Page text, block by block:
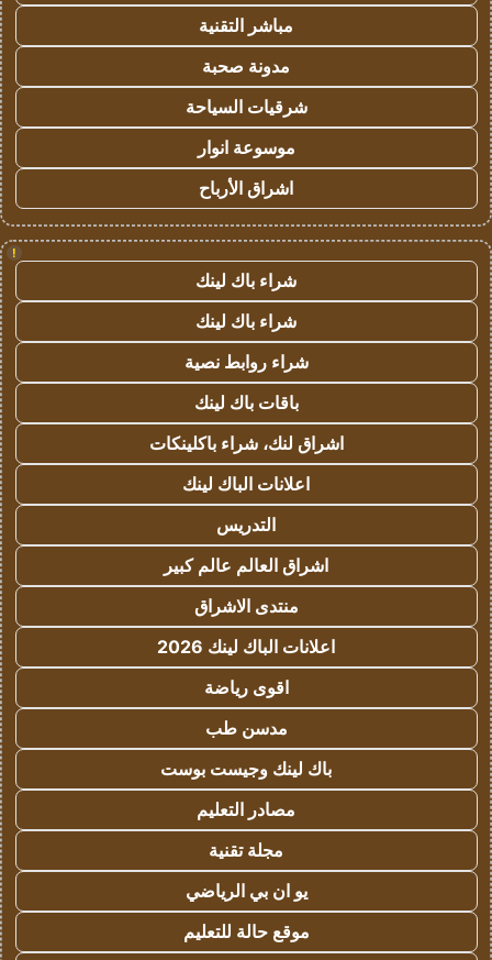
مباشر التقنية
مدونة صحبة
شرقيات السياحة
موسوعة انوار
اشراق الأرباح
!
شراء باك لينك
شراء باك لينك
شراء روابط نصية
باقات باك لينك
اشراق لنك، شراء باكلينكات
اعلانات الباك لينك
التدريس
اشراق العالم عالم كبير
منتدى الاشراق
اعلانات الباك لينك 2026
اقوى رياضة
مدسن طب
باك لينك وجيست بوست
مصادر التعليم
مجلة تقنية
يو ان بي الرياضي
موقع حالة للتعليم